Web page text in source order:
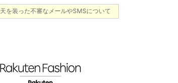
天を装った不審なメールやSMSについて